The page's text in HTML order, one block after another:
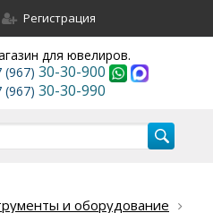
Регистрация
для ювелиров.
(967) 30-30-900
(967) 30-30-990
и оборудование